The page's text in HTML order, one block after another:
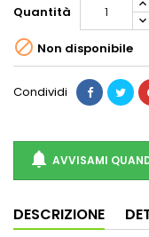
Quantità
 Non disponibile
Condividi
 AVVISAMI
DESCRIZIONE